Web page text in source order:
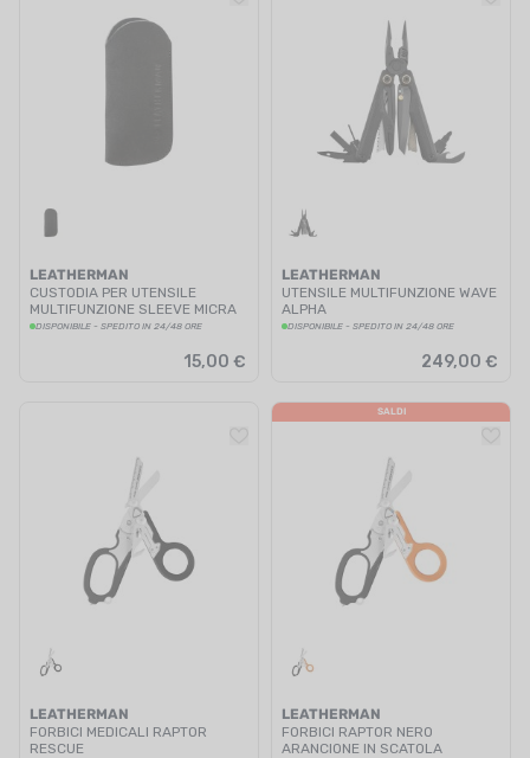
LEATHERMAN
CUSTODIA PER UTENSILE
MULTIFUNZIONE SLEEVE MICRA
DISPONIBILE - SPEDITO IN 24/48 ORE
15,00 €
LEATHERMAN
UTENSILE MULTIFUNZIONE WAVE
ALPHA
DISPONIBILE - SPEDITO IN 24/48 ORE
249,00 €
LEATHERMAN
FORBICI MEDICALI RAPTOR
RESCUE
SALDI
LEATHERMAN
FORBICI RAPTOR NERO
ARANCIONE IN SCATOLA